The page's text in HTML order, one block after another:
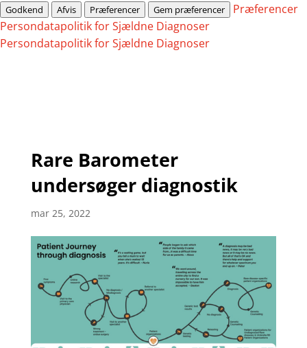
Godkend Afvis Præferencer Gem præferencer
Præferencer
Persondatapolitik for Sjældne Diagnoser
Persondatapolitik for Sjældne Diagnoser
Rare Barometer
undersøger diagnostik
mar 25, 2022